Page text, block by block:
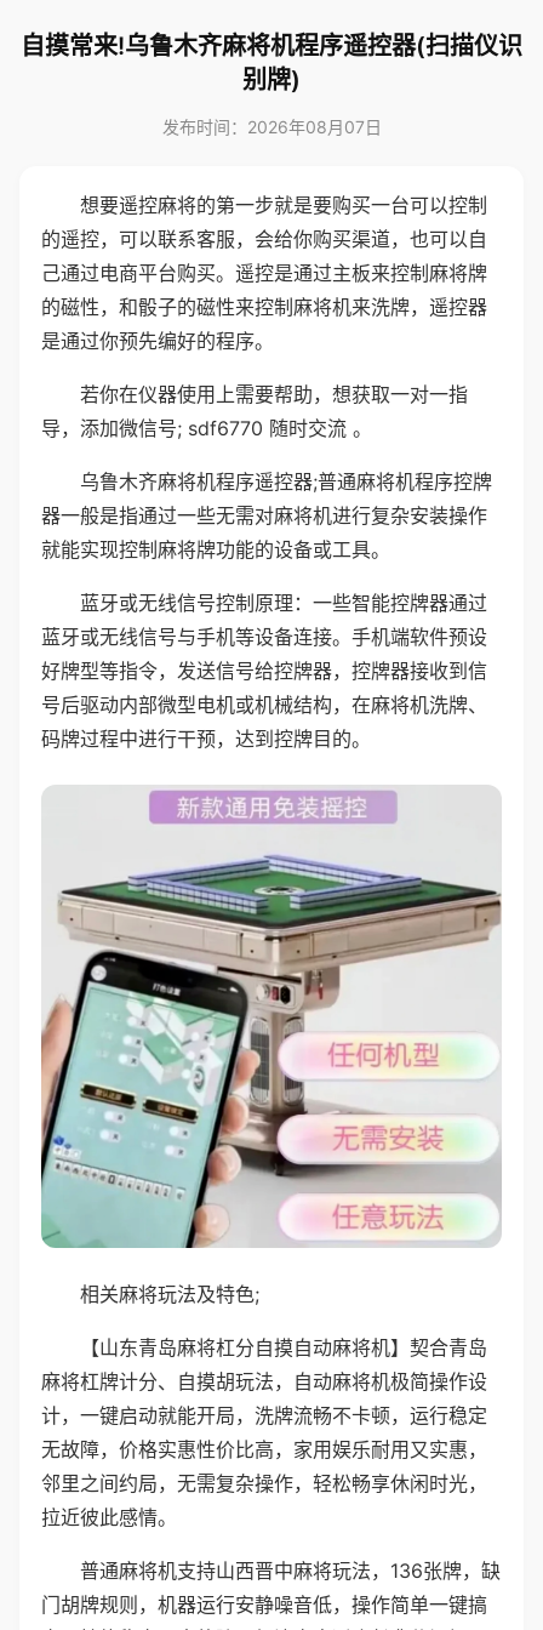
自摸常来!乌鲁木齐麻将机程序遥控器(扫描仪识
别牌)
发布时间：2026年08月07日
想要遥控麻将的第一步就是要购买一台可以控制
的遥控，可以联系客服，会给你购买渠道，也可以自
己通过电商平台购买。遥控是通过主板来控制麻将牌
的磁性，和骰子的磁性来控制麻将机来洗牌，遥控器
是通过你预先编好的程序。
若你在仪器使用上需要帮助，想获取一对一指
导，添加微信号; sdf6770 随时交流 。
乌鲁木齐麻将机程序遥控器;普通麻将机程序控牌
器一般是指通过一些无需对麻将机进行复杂安装操作
就能实现控制麻将牌功能的设备或工具。
蓝牙或无线信号控制原理：一些智能控牌器通过
蓝牙或无线信号与手机等设备连接。手机端软件预设
好牌型等指令，发送信号给控牌器，控牌器接收到信
号后驱动内部微型电机或机械结构，在麻将机洗牌、
码牌过程中进行干预，达到控牌目的。
相关麻将玩法及特色;
【山东青岛麻将杠分自摸自动麻将机】契合青岛
麻将杠牌计分、自摸胡玩法，自动麻将机极简操作设
计，一键启动就能开局，洗牌流畅不卡顿，运行稳定
无故障，价格实惠性价比高，家用娱乐耐用又实惠，
邻里之间约局，无需复杂操作，轻松畅享休闲时光，
拉近彼此感情。
普通麻将机支持山西晋中麻将玩法，136张牌，缺
门胡牌规则，机器运行安静噪音低，操作简单一键搞